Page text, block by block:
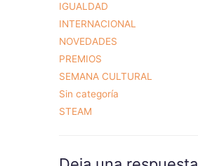
IGUALDAD
INTERNACIONAL
NOVEDADES
PREMIOS
SEMANA CULTURAL
Sin categoría
STEAM